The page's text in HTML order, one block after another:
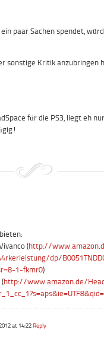
paar Sachen spendet,
sonstige Kritik anzubringen
für die PS3, liegt eh
(http://
dp/
1-fkmr0)
http://www.amazon.de/
at 14:22 Reply